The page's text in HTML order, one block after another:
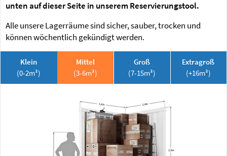
unten auf dieser Seite in unserem Reservierungstool.
Alle unsere Lagerräume sind sicher, sauber, trocken und
können wöchentlich gekündigt werden.
Klein
(0-2m³)
Mittel
(3-6m³)
Groß
(7-15m³)
Extragroß
(+16m³)